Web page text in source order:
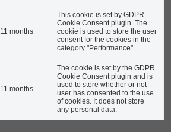
11 months
This cookie is set by GDPR
Cookie Consent plugin. The
cookie is used to store the user
consent for the cookies in the
category "Performance".
11 months
The cookie is set by the GDPR
Cookie Consent plugin and is
used to store whether or not
user has consented to the use
of cookies. It does not store
any personal data.